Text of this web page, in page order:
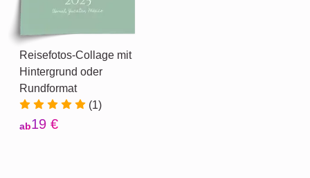
Reisefotos-Collage mit
Hintergrund oder
Rundformat
(1)
ab19 €